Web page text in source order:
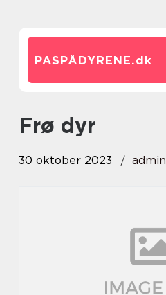
PASPÅDYRENE.dk
frø dyr
30 oktober 2023 admin